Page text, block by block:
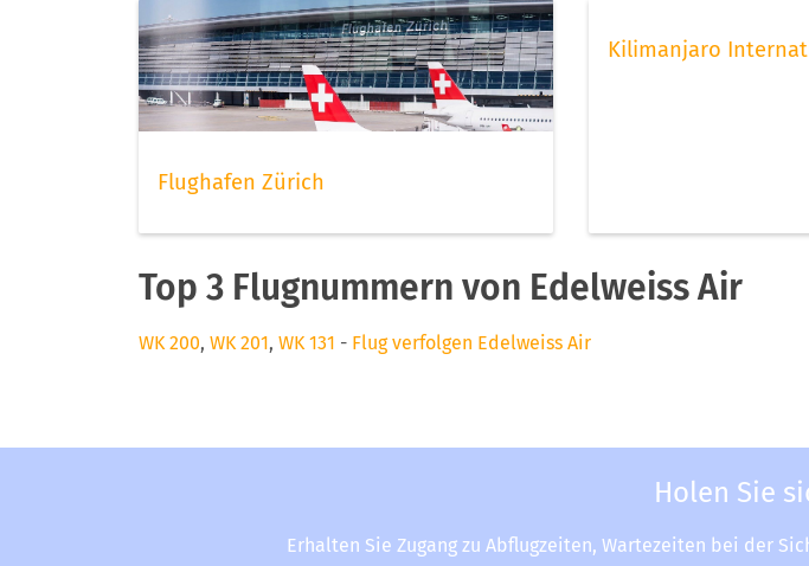
Flughafen Zürich
Kilimanjaro
Top 3 Flugnummern von Edelweiss Air
WK 200, WK 201, WK 131 - Flug verfolgen Edelweiss Air
Holen Sie
Erhalten Sie Zugang zu Abflugzeiten, Wartezeiten bei der